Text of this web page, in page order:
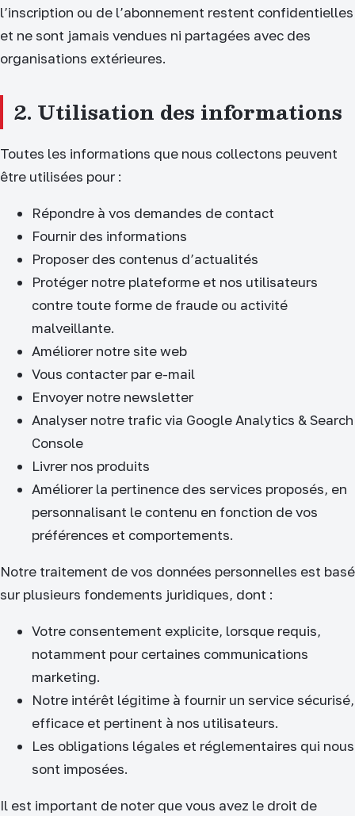
l’inscription ou de l’abonnement restent confidentielles
et ne sont jamais vendues ni partagées avec des
organisations extérieures.
2. Utilisation des informations
Toutes les informations que nous collectons peuvent
être utilisées pour :
Répondre à vos demandes de contact
Fournir des informations
Proposer des contenus d’actualités
Protéger notre plateforme et nos utilisateurs
contre toute forme de fraude ou activité
malveillante.
Améliorer notre site web
Vous contacter par e-mail
Envoyer notre newsletter
Analyser notre trafic via Google Analytics & Search
Console
Livrer nos produits
Améliorer la pertinence des services proposés, en
personnalisant le contenu en fonction de vos
préférences et comportements.
Notre traitement de vos données personnelles est basé
sur plusieurs fondements juridiques, dont :
Votre consentement explicite, lorsque requis,
notamment pour certaines communications
marketing.
Notre intérêt légitime à fournir un service sécurisé,
efficace et pertinent à nos utilisateurs.
Les obligations légales et réglementaires qui nous
sont imposées.
Il est important de noter que vous avez le droit de